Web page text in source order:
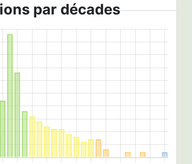
par décades